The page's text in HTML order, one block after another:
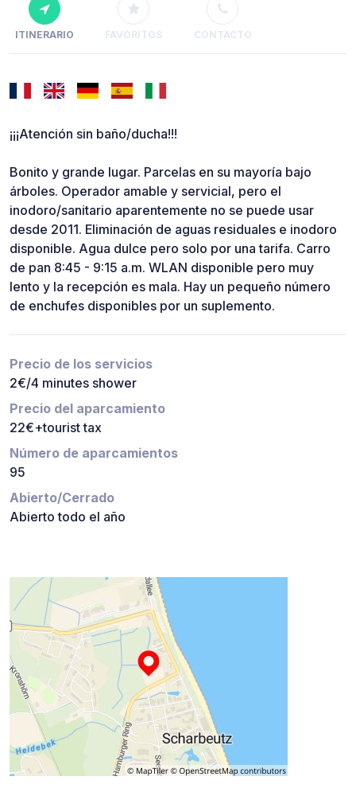
ITINERARIO FAVORITOS CONTACTO
¡¡¡Atención sin baño/ducha!!!
Bonito y grande lugar. Parcelas en su mayoría bajo
árboles. Operador amable y servicial, pero el
inodoro/sanitario aparentemente no se puede usar
desde 2011. Eliminación de aguas residuales e inodoro
disponible. Agua dulce pero solo por una tarifa. Carro
de pan 8:45 - 9:15 a.m. WLAN disponible pero muy
lento y la recepción es mala. Hay un pequeño número
de enchufes disponibles por un suplemento.
Precio de los servicios
2€/4 minutes shower
Precio del aparcamiento
22€+tourist tax
Número de aparcamientos
95
Abierto/Cerrado
Abierto todo el año